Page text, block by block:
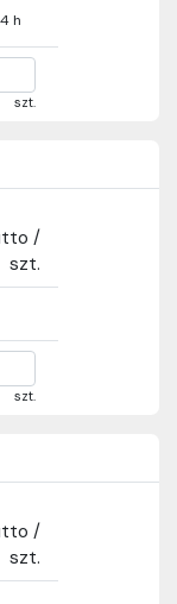
h
szt.
/
szt.
szt.
/
szt.